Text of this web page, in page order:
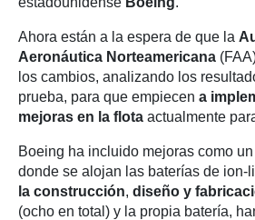
Ahora están a la espera de que la
Aeronáutica Norteamericana
los cambios, analizando los
prueba, para que empiecen a
mejoras en la flota actualmente
Boeing ha incluido mejoras como un
donde se alojan las baterías de ion-
la construcción, diseño y
(ocho en total) y la propia batería,